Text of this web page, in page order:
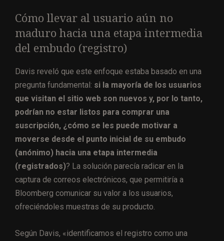
Cómo llevar al usuario aún no
maduro hacia una etapa intermedia
del embudo (registro)
Davis reveló que este enfoque estaba basado en una
pregunta fundamental: si la mayoría de los usuarios
que visitan el sitio web son nuevos y, por lo tanto,
podrían no estar listos para comprar una
suscripción, ¿cómo se les puede motivar a
moverse desde el punto inicial de su embudo
(anónimo) hacia una etapa intermedia
(registrados)? La solución parecía radicar en la
captura de correos electrónicos, que permitiría a
Bloomberg comunicar su valor a los usuarios,
ofreciéndoles muestras de su producto.
Según Davis, «identificamos el registro como una